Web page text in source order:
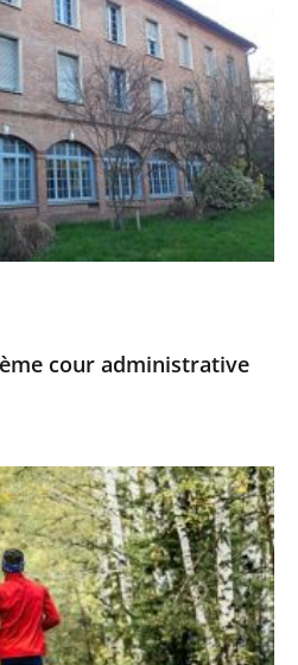
cour administrative